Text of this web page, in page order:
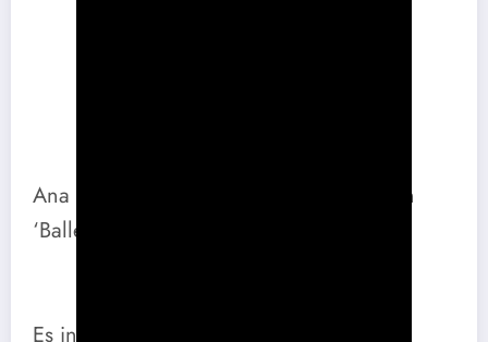
Ana de Armas se convierte en asesina en
‘Ballerina’, su nueva película
Es innegable que Ana de Armas se ha